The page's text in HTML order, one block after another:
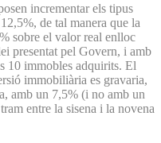
incrementar els tipus
de tal manera que la
sobre el valor real enlloc
presentat pel Govern, i amb
10 immobles adquirits. El
immobiliària es gravaria,
amb un 7,5% (i no amb un
entre la sisena i la novena